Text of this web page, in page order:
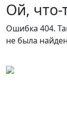
Ой, что-
Ошибка 404.
не была